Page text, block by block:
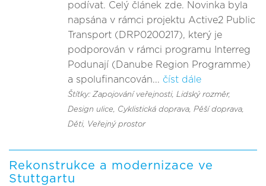
podívat. Celý článek zde. Novinka byla
napsána v rámci projektu Active2 Public
Transport (DRP0200217), který je
podporován v rámci programu Interreg
Podunají (Danube Region Programme)
a spolufinancován... číst dále
Štítky: Zapojování veřejnosti, Lidský rozměr,
Design ulice, Cyklistická doprava, Pěší doprava,
Děti, Veřejný prostor
Rekonstrukce a modernizace ve
Stuttgartu